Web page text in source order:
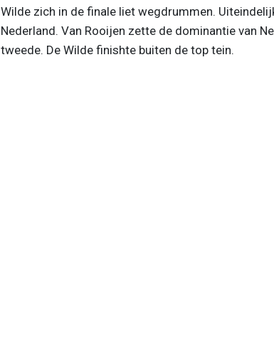
Wilde zich in de finale liet wegdrummen.
Nederland. Van Rooijen zette de dominantie van
tweede. De Wilde finishte buiten de top tein.